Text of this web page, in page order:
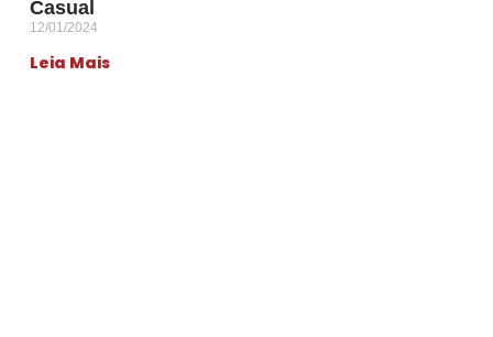
Casual
12/01/2024
Leia Mais